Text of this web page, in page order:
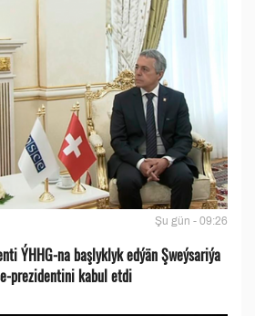
Şu gün - 09:26
ÝHHG-na başlyklyk edýän Şweýsariýa
prezidentini kabul etdi